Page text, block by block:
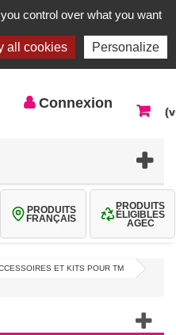
Contactez-nous
Connexion
PRODUITS
FRANÇAIS
PRODUITS
ÉLIGIBLES
AGEC
ET KITS POUR TM
control over what you want
all cookies Personalize